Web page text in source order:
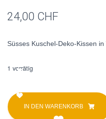
24,00 CHF
Süsses Kuschel-Deko-Kissen
1 vorrätig
Zierkissen
Wolke
Klein
IN DEN WARENKORB